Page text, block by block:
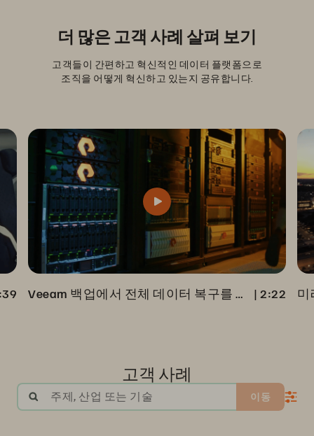
더 많은 고객 사례 살펴 보기
고객들이 간편하고 혁신적인 데이터 플랫폼으로
조직을 어떻게 혁신하고 있는지 공유합니다.
Veeam 백업에서 전체 데이터 복구를 가속화한 RC Willey | 2:22
고객 사례
주제, 산업 또는 기술 이동